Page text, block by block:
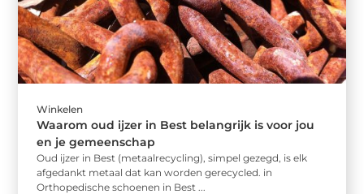
Winkelen
Waarom oud ijzer in Best belangrijk is voor jou
en je gemeenschap
Oud ijzer in Best (metaalrecycling), simpel gezegd, is elk
afgedankt metaal dat kan worden gerecycled. in
Orthopedische schoenen in Best ...